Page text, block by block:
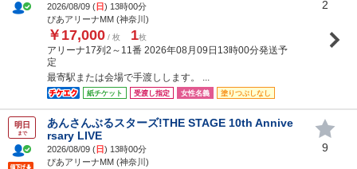
2026/08/09 (日) 13時00分
ぴあアリーナMM (神奈川)
￥17,000 / 枚 1枚
アリーナ17列2～11番 2026年08月09日13時00分発送予
定
最寄駅または会場で手渡しします。 ...
紙チケット 受渡し指定 女性名義 塗りつぶしなし
2
明日
まで
あんさんぶるスターズ!THE STAGE 10th Annive
rsary LIVE
2026/08/09 (日) 13時00分
ぴあアリーナMM (神奈川)
9